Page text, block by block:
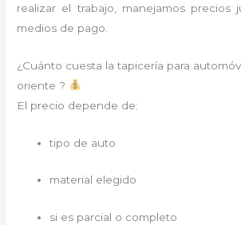
realizar el trabajo, manejamos precios
medios de pago.
¿Cuánto cuesta la tapicería para
oriente ?
El precio depende de:
tipo de auto
material elegido
si es parcial o completo